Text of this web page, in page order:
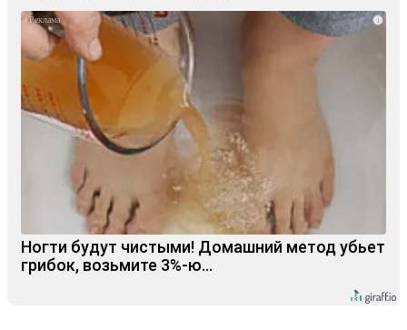
i
Ногти будут чистыми! Домашний метод убьет
грибок, возьмите 3%-ю…